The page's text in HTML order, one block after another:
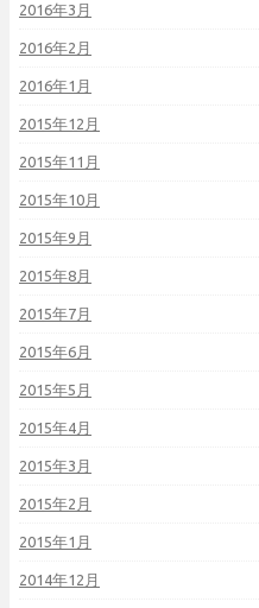
2016年3月
2016年2月
2016年1月
2015年12月
2015年11月
2015年10月
2015年9月
2015年8月
2015年7月
2015年6月
2015年5月
2015年4月
2015年3月
2015年2月
2015年1月
2014年12月